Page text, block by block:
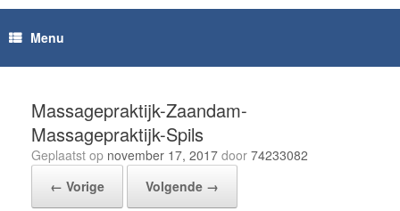
Menu
Massagepraktijk-Zaandam-
Massagepraktijk-Spils
Geplaatst op november 17, 2017 door 74233082
← Vorige
Volgende →